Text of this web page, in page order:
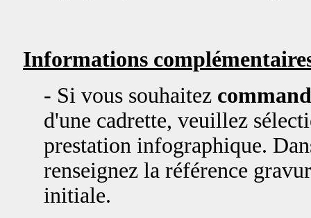
Informations
- Si vous souhaitez
d'une cadrette, veuillez
prestation infographique.
renseignez la référence
initiale.